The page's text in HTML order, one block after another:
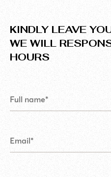
KINDLY LEAVE
WE WILL
HOURS